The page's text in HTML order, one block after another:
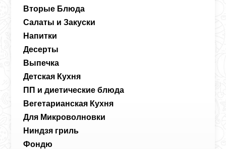
Вторые Блюда
Салаты и Закуски
Напитки
Десерты
Выпечка
Детская Кухня
ПП и диетические блюда
Вегетарианская Кухня
Для Микроволновки
Ниндзя гриль
Фондю